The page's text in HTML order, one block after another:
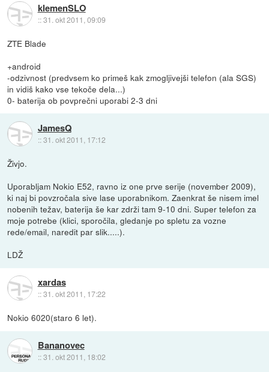
klemenSLO
::31. okt 2011, 09:09
ZTE Blade
+android
-odzivnost (predvsem ko primeš kak zmogljivejši telefon (ala SGS)
in vidiš kako vse tekoče dela...)
0- baterija ob povprečni uporabi 2-3 dni
JamesQ
::31. okt 2011, 17:12
Živjo.
Uporabljam Nokio E52, ravno iz one prve serije (november 2009),
ki naj bi povzročala sive lase uporabnikom. Zaenkrat še nisem imel
nobenih težav, baterija še kar zdrži tam 9-10 dni. Super telefon za
moje potrebe (klici, sporočila, gledanje po spletu za vozne
rede/email, naredit par slik.....).
LDŽ
xardas
::31. okt 2011, 17:22
Nokio 6020(staro 6 let).
Bananovec
::31. okt 2011, 18:02